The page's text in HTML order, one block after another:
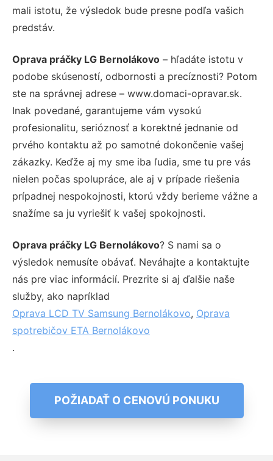
mali istotu, že výsledok bude presne podľa vašich
predstáv.
Oprava práčky LG Bernolákovo – hľadáte istotu v
podobe skúseností, odbornosti a precíznosti? Potom
ste na správnej adrese – www.domaci-opravar.sk.
Inak povedané, garantujeme vám vysokú
profesionalitu, serióznosť a korektné jednanie od
prvého kontaktu až po samotné dokončenie vašej
zákazky. Keďže aj my sme iba ľudia, sme tu pre vás
nielen počas spolupráce, ale aj v prípade riešenia
prípadnej nespokojnosti, ktorú vždy berieme vážne a
snažíme sa ju vyriešiť k vašej spokojnosti.
Oprava práčky LG Bernolákovo? S nami sa o
výsledok nemusíte obávať. Neváhajte a kontaktujte
nás pre viac informácií. Prezrite si aj ďalšie naše
služby, ako napríklad
Oprava LCD TV Samsung Bernolákovo, Oprava
spotrebičov ETA Bernolákovo
.
POŽIADAŤ O CENOVÚ PONUKU